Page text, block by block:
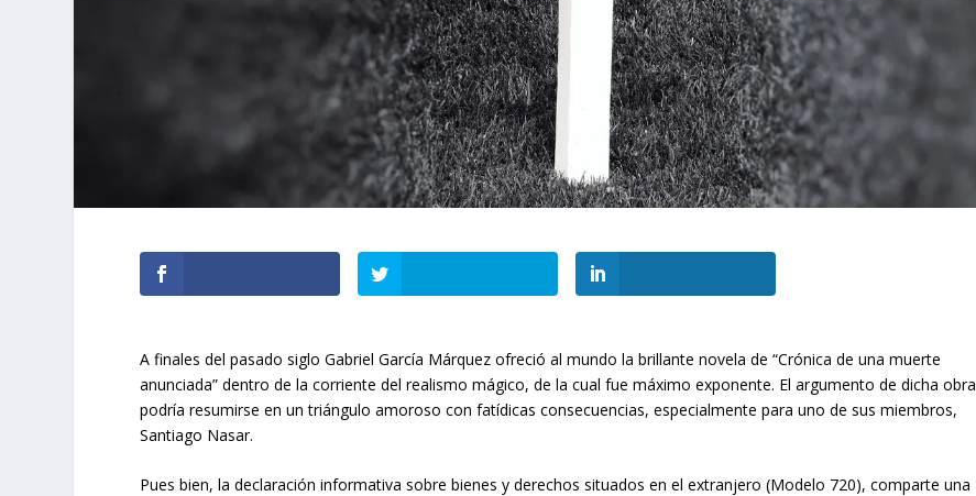
A finales del pasado siglo Gabriel García Márquez ofreció al mundo la brillante novela de “Crónica de una muerte
anunciada” dentro de la corriente del realismo mágico, de la cual fue máximo exponente. El argumento de dicha obra
podría resumirse en un triángulo amoroso con fatídicas consecuencias, especialmente para uno de sus miembros,
Santiago Nasar.
Pues bien, la declaración informativa sobre bienes y derechos situados en el extranjero (Modelo 720), comparte una